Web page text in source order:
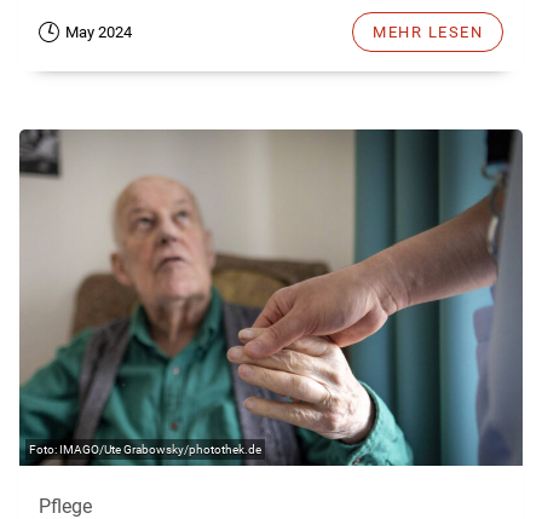
May 2024 MEHR LESEN
IMAGO/Ute Grabowsky/photothek.de
Pflege